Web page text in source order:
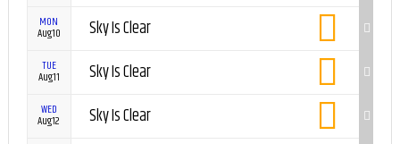
MON
Aug10 Sky Is Clear
TUE
Aug11 Sky Is Clear
WED
Aug12 Sky Is Clear